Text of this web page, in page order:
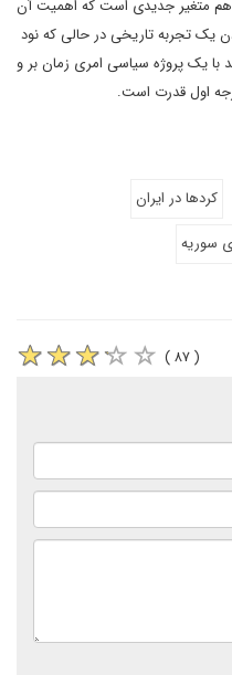
هم متغیر جدیدی است که اهمیت آن
یک تجربه تاریخی در حالی که نود
یک پروژه سیاسی امری زمان بر و
اول قدرت است.
کردها در ایران
سوریه
( ۸۷ )